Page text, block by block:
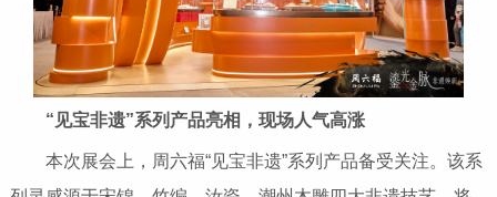
“ 见宝非遗”系列 产品亮相，现场人气高涨
本次展会上，周六福“见宝非遗”系列产品备受关注。该系